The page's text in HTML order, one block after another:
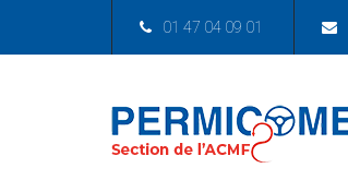
01 47 04 09 01